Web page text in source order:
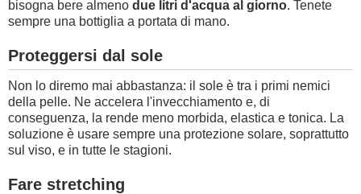
bisogna bere almeno due litri d'acqua al giorno. Tenete
sempre una bottiglia a portata di mano.
Proteggersi dal sole
Non lo diremo mai abbastanza: il sole è tra i primi nemici
della pelle. Ne accelera l'invecchiamento e, di
conseguenza, la rende meno morbida, elastica e tonica. La
soluzione è usare sempre una protezione solare, soprattutto
sul viso, e in tutte le stagioni.
Fare stretching